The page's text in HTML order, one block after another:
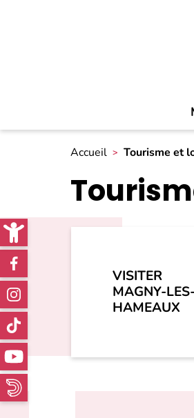
Open toolbar
Réseaux
sociaux
Accueil Tourisme et
VISITER
MAGNY-LES-
HAMEAUX